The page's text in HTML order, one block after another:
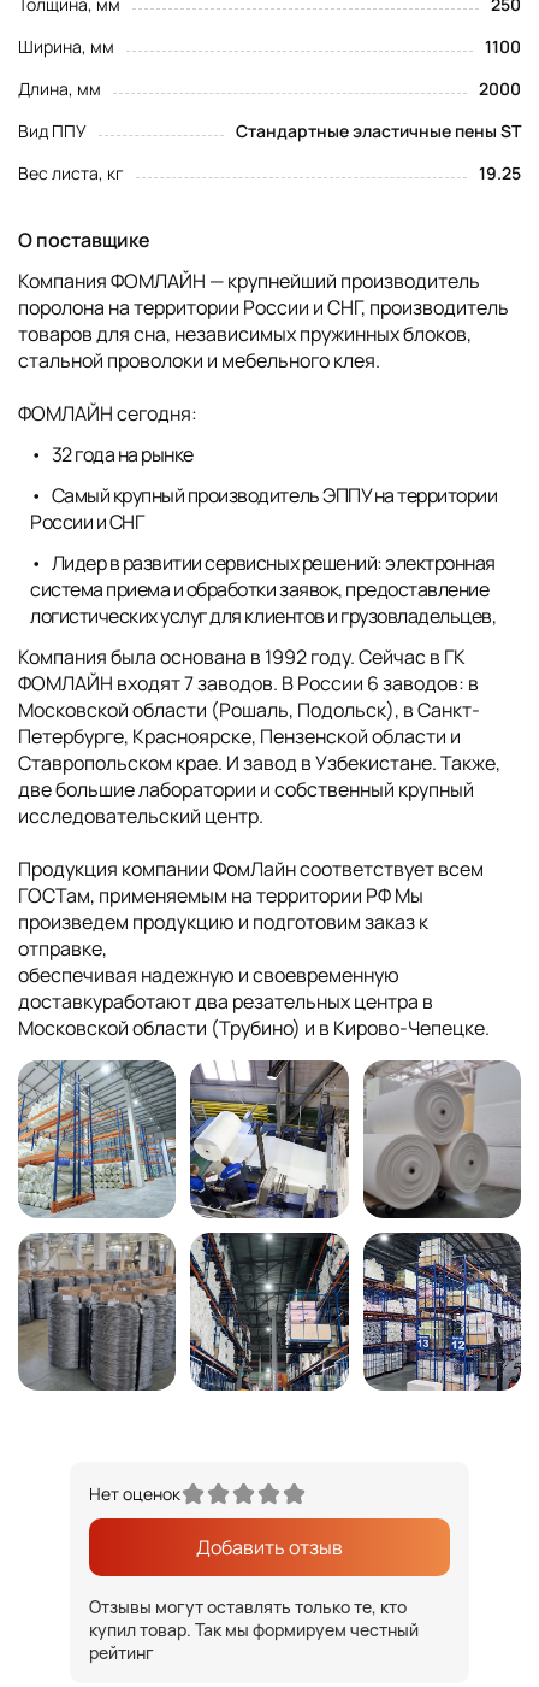
Ширина, мм
1100
Длина, мм
2000
Вид ППУ
Стандартные эластичные пены ST
Вес листа, кг
19.25
О поставщике
Компания ФОМЛАЙН — крупнейший производитель
поролона на территории России и СНГ, производитель
товаров для сна, независимых пружинных блоков,
стальной проволоки и мебельного клея.
ФОМЛАЙН сегодня:
32 года на рынке
Самый крупный производитель ЭППУ на территории
России и СНГ
Лидер в развитии сервисных решений: электронная
система приема и обработки заявок, предоставление
логистических услуг для клиентов и грузовладельцев,
Компания была основана в 1992 году. Сейчас в ГК
ФОМЛАЙН входят 7 заводов. В России 6 заводов: в
Московской области (Рошаль, Подольск), в Санкт-
Петербурге, Красноярске, Пензенской области и
Ставропольском крае. И завод в Узбекистане. Также,
две большие лаборатории и собственный крупный
исследовательский центр.
Продукция компании ФомЛайн соответствует всем
ГОСТам, применяемым на территории РФ Мы
произведем продукцию и подготовим заказ к
отправке,
обеспечивая надежную и своевременную
доставкуработают два резательных центра в
Московской области (Трубино) и в Кирово-Чепецке.
Нет оценок
Добавить отзыв
Отзывы могут оставлять только те, кто
купил товар. Так мы формируем честный
рейтинг